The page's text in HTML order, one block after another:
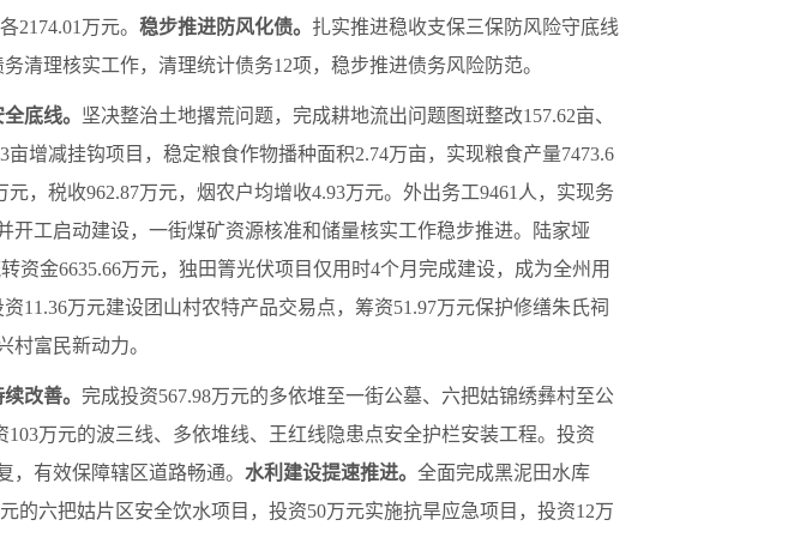
万元。 稳步推进防风化债。 扎实推进稳收支保三保防风险守底线
清理核实工作，清理统计债务12项，稳步推进债务风险防范。
底线。 坚决整治土地撂荒问题，完成耕地流出问题图斑整改157.62亩、
增减挂钩项目，稳定粮食作物播种面积2.74万亩，实现粮食产量7473.6
，税收962.87万元，烟农户均增收4.93万元。外出务工9461人，实现务
开工启动建设，一街煤矿资源核准和储量核实工作稳步推进。陆家垭
资金6635.66万元，独田箐光伏项目仅用时4个月完成建设，成为全州用
11.36万元建设团山村农特产品交易点，筹资51.97万元保护修缮朱氏祠
村富民新动力。
改善。 完成投资567.98万元的多依堆至一街公墓、六把姑锦绣彝村至公
万元的波三线、多依堆线、王红线隐患点安全护栏安装工程。投资
，有效保障辖区道路畅通。 水利建设提速推进。 全面完成黑泥田水库
的六把姑片区安全饮水项目，投资50万元实施抗旱应急项目，投资12万